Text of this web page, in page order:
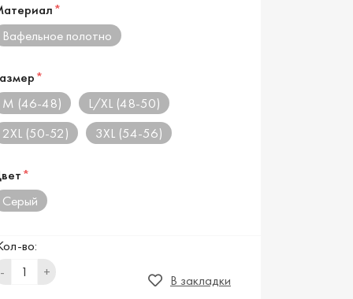
*
Вафельное полотно
*
M (46-48)
L/XL (48-50)
2XL (50-52)
3XL (54-56)
*
Серый
во:
-
+
В закладки